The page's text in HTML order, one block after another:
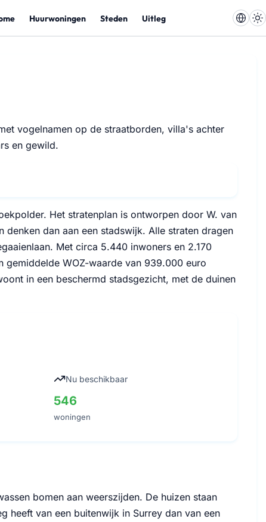
Huurwoningen Steden Uitleg
vogelnamen op de straatborden, villa's achter
en gewild.
Het stratenplan is ontworpen door W. van
dan aan een stadswijk. Alle straten dragen
Met circa 5.440 inwoners en 2.170
gemiddelde WOZ-waarde van 939.000 euro
in een beschermd stadsgezicht, met de duinen
Nu beschikbaar
546
woningen
bomen aan weerszijden. De huizen staan
heeft van een buitenwijk in Surrey dan van een